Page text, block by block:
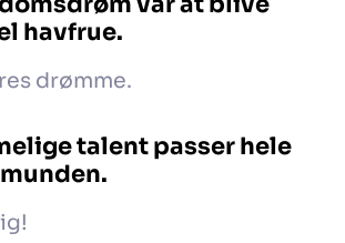
havfrue.
drømme.
talent passer hele